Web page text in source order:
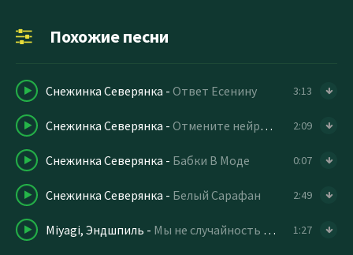
Похожие песни
Снежинка Северянка - Ответ Есенину 3:13
Снежинка Северянка - Отмените нейросеть 2:09
Снежинка Северянка - Бабки В Моде 0:07
Снежинка Северянка - Белый Сарафан 2:49
Miyagi, Эндшпиль - Мы не случайность мы продолжение 1:27